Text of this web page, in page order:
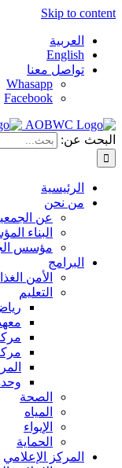
Skip to content
العربية
English
تواصل معنا
Whasapp
Facebook
البحث عن:
الرئيسية
من نحن
عن
البناء
مؤسس
البرامج
الأمن
التعليم
الصحة
المياه
الإيواء
الحماية
المركز الإعلامي